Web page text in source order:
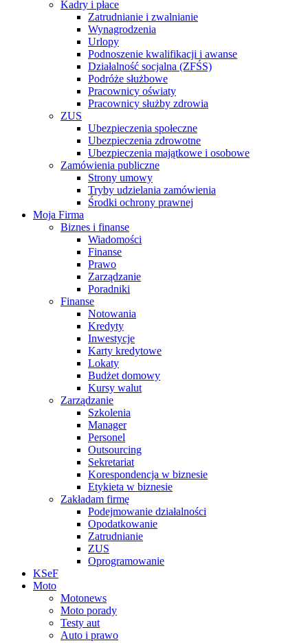
Kadry i płace
Zatrudnianie i zwalnianie
Wynagrodzenia
Urlopy
Podnoszenie kwalifikacji i awanse
Działalność socjalna (ZFŚS)
Podróże służbowe
Pracownicy oświaty
Pracownicy służby zdrowia
ZUS
Ubezpieczenia społeczne
Ubezpieczenia zdrowotne
Ubezpieczenia majątkowe i osobowe
Zamówienia publiczne
Strony umowy
Tryby udzielania zamówienia
Środki ochrony prawnej
Moja Firma
Biznes i finanse
Wiadomości
Finanse
Prawo
Zarządzanie
Poradniki
Finanse
Notowania
Kredyty
Inwestycje
Karty kredytowe
Lokaty
Budżet domowy
Kursy walut
Zarządzanie
Szkolenia
Manager
Personel
Outsourcing
Sekretariat
Korespondencja w biznesie
Etykieta w biznesie
Zakładam firmę
Podejmowanie działalności
Opodatkowanie
Zatrudnianie
ZUS
Oprogramowanie
KSeF
Moto
Motonews
Moto porady
Testy aut
Auto i prawo